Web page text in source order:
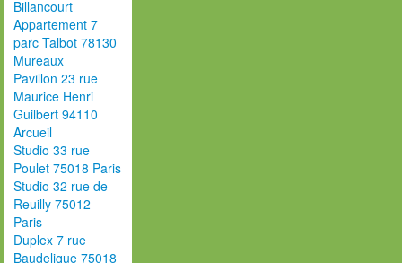
Billancourt
Appartement 7
parc Talbot 78130
Mureaux
Pavillon 23 rue
Maurice Henri
Guilbert 94110
Arcueil
Studio 33 rue
Poulet 75018 Paris
Studio 32 rue de
Reuilly 75012
Paris
Duplex 7 rue
Baudelique 75018